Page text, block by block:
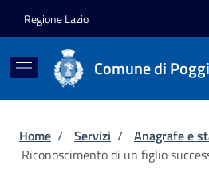
Regione Lazio
Comune di
Briciole di pane
Home / Servizi / Anagrafe e
Riconoscimento di un figlio